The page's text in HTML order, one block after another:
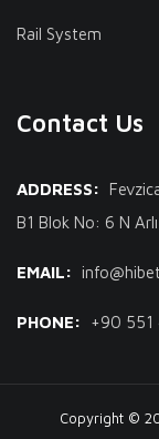
Rail System
Contact Us
ADDRESS:
B1 Blok No: 6 N
EMAIL:
PHONE: +90 551
Copyright ©